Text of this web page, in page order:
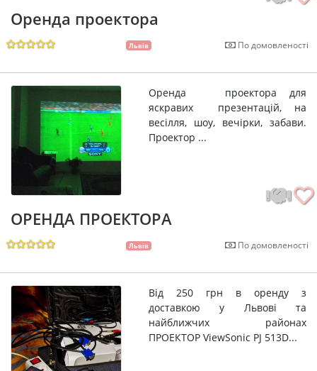
Оренда проектора
Львів По домовленості
Оренда проектора для
яскравих презентацій, на
весілля, шоу, вечірки, забави.
Проектор ...
ОРЕНДА ПРОЕКТОРА
Львів По домовленості
Від 250 грн в оренду з
доставкою у Львові та
найближчих районах
ПРОЕКТОР ViewSonic PJ 513D...